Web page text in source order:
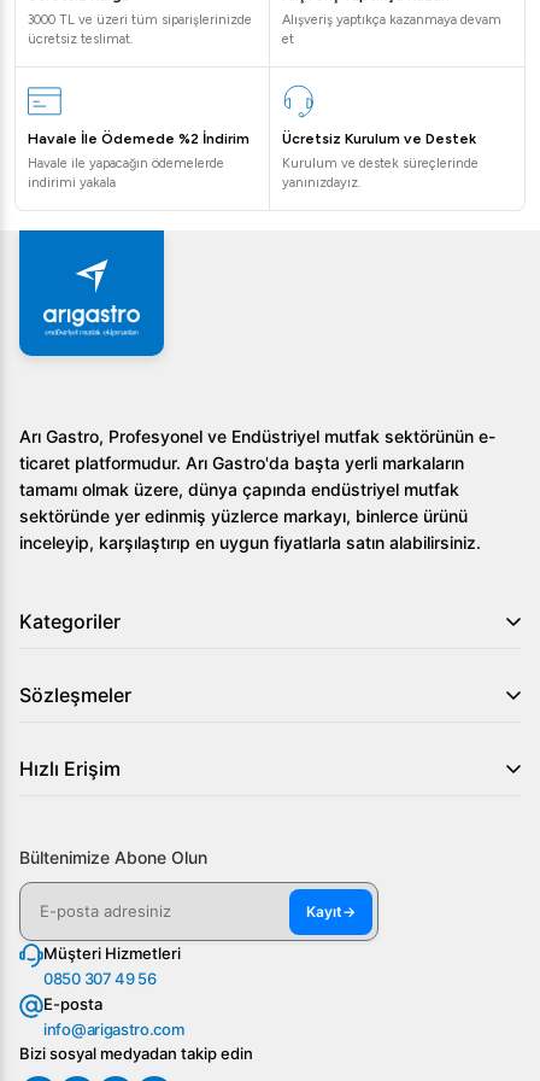
1. Emsaş Okul Tipi Krom Soğutmalı Su Sebili nasıl
temizlenir?
Su sebilinizin dış yüzeyini yumuşak bir bez ve uygun bir
temizleyici ile silerek temizleyebilirsiniz. Su haznelerini
düzenli aralıklarla yıkamanız önerilir.
Arıtma sistemi, cihaz üzerinde bulunan önceden
belirlenmiş bağlantı noktalarını kullanarak kolayca entegre
edilebilir.
Termostat sistemi su soğutmalığını isteğinize göre
ayarlayabilmenizi sağlar, böylece su her zaman istediğiniz
sıcaklıkta olacaktır.
Emsaş Okul Tipi Krom Soğutmalı Su Sebili 10 Lt. EMSAŞ-
almak için hemen bizimle iletişime geçin!
3000 TL ve üzeri tüm siparişlerinizde
ücretsiz teslimat.
Alışveriş yaptıkça kazanmaya devam
et
Havale İle Ödemede %2 İndirim
Havale ile yapacağın ödemelerde
indirimi yakala
Ücretsiz Kurulum ve Destek
Kurulum ve destek süreçlerinde
yanınızdayız.
Arı Gastro, Profesyonel ve Endüstriyel mutfak sektörünün e-
ticaret platformudur. Arı Gastro'da başta yerli markaların
tamamı olmak üzere, dünya çapında endüstriyel mutfak
sektöründe yer edinmiş yüzlerce markayı, binlerce ürünü
inceleyip, karşılaştırıp en uygun fiyatlarla satın alabilirsiniz.
Kategoriler
Sözleşmeler
Hızlı Erişim
Bültenimize Abone Olun
Kayıt→
Müşteri Hizmetleri
0850 307 49 56
E-posta
info@arigastro.com
Bizi sosyal medyadan takip edin